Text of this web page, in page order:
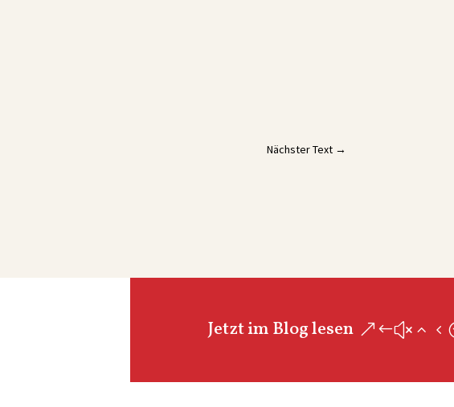
Nächster Text→
Jetzt im Blog lesen